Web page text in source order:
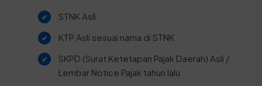
STNK Asli
KTP Asli sesuai nama di STNK
SKPD (Surat Ketetapan Pajak Daerah) Asli /
Lembar Notice Pajak tahun lalu